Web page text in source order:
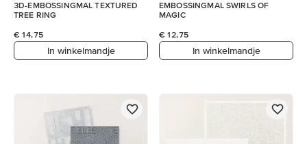
3D-EMBOSSINGMAL TEXTURED
TREE RING
€ 14,75
In winkelmandje
EMBOSSINGMAL SWIRLS OF
MAGIC
€ 12,75
In winkelmandje